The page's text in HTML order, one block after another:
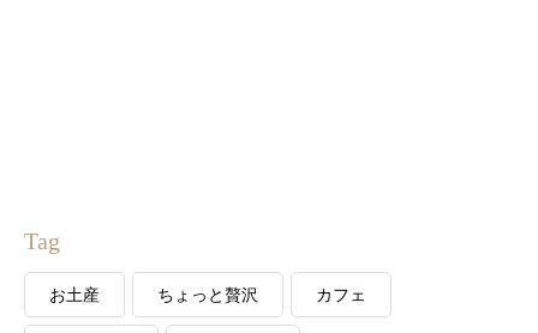
Tag
お土産 ちょっと贅沢 カフェ